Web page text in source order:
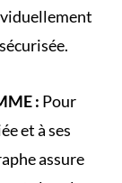
: Pour
et à ses
assure